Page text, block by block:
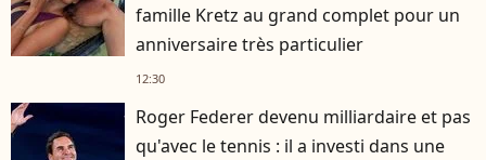
famille Kretz au grand complet pour un
anniversaire très particulier
12:30
Roger Federer devenu milliardaire et pas
qu'avec le tennis : il a investi dans une